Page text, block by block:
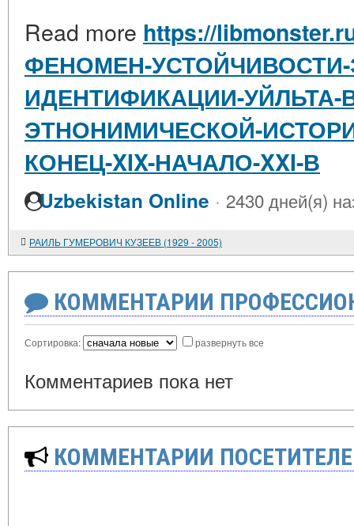
Read more https://
ФЕНОМЕН-
ИДЕНТИФИКАЦИИ-УЙЛЬТА-
ЭТНОНИМИЧЕСКОЙ-
КОНЕЦ-XIX-НАЧАЛО-XXI-В
Uzbekistan Online · 2430 дней(я)
РАИЛЬ ГУМЕРОВИЧ КУЗЕЕВ (1929 - 2005)
КОММЕНТАРИИ
Сортировка: развернуть все
Комментариев пока нет
КОММЕНТАРИИ